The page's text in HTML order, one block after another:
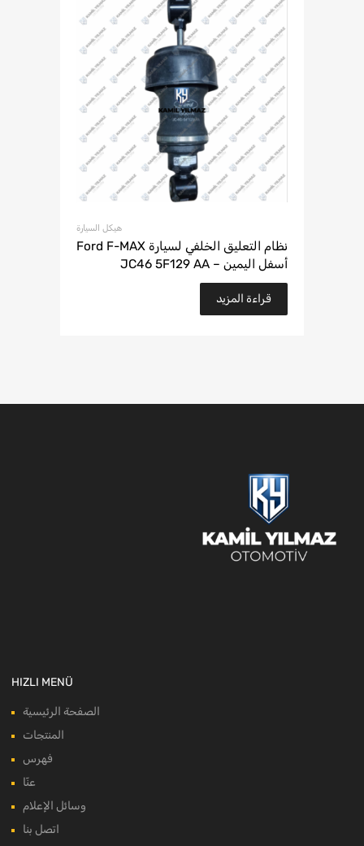
هيكل السيارة
نظام التعليق الخلفي لسيارة Ford F-MAX
أسفل اليمين – JC46 5F129 AA
قراءة المزيد
HIZLI MENÜ
الصفحة الرئيسية
المنتجات
فهرس
عنّا
وسائل الإعلام
اتصل بنا